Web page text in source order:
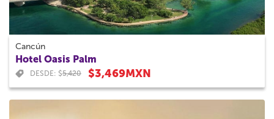
Cancún
Hotel Oasis Palm
DESDE: $5,420 $3,469MXN